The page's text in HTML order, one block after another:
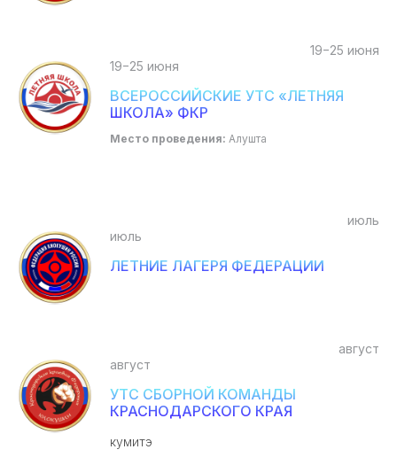
19−25 июня
19−25 июня
ВСЕРОССИЙСКИЕ УТС «ЛЕТНЯЯ
ШКОЛА» ФКР
Место проведения: Алушта
июль
июль
ЛЕТНИЕ ЛАГЕРЯ ФЕДЕРАЦИИ
август
август
УТС СБОРНОЙ КОМАНДЫ
КРАСНОДАРСКОГО КРАЯ
кумитэ